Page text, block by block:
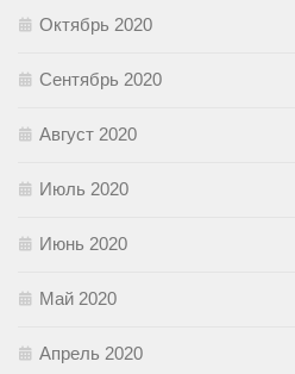
Октябрь 2020
Сентябрь 2020
Август 2020
Июль 2020
Июнь 2020
Май 2020
Апрель 2020